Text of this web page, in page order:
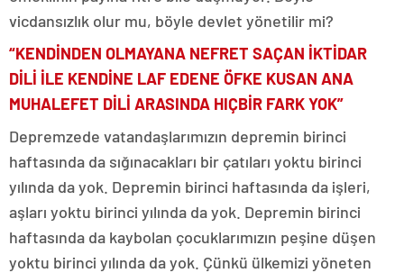
vicdansızlık olur mu, böyle devlet yönetilir mi?
“KENDİNDEN OLMAYANA NEFRET SAÇAN İKTİDAR
DİLİ İLE KENDİNE LAF EDENE ÖFKE KUSAN ANA
MUHALEFET DİLİ ARASINDA HIÇBİR FARK YOK”
Depremzede vatandaşlarımızın depremin birinci
haftasında da sığınacakları bir çatıları yoktu birinci
yılında da yok. Depremin birinci haftasında da işleri,
aşları yoktu birinci yılında da yok. Depremin birinci
haftasında da kaybolan çocuklarımızın peşine düşen
yoktu birinci yılında da yok. Çünkü ülkemizi yöneten